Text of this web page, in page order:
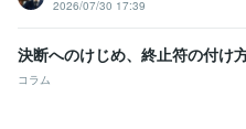
2026/07/30 17:39
決断へのけじめ、終止符の付け
コラム